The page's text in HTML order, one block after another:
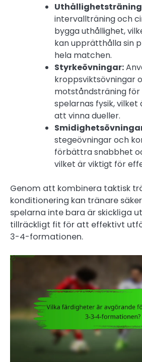
intervallträning och
bygga uthållighet,
kan upprätthålla sin
hela matchen.
Styrkeövningar:
kroppsviktsövningar
motståndsträning
spelarnas fysik,
att vinna dueller.
stegeövningar och
förbättra snabbhet
vilket är viktigt för
Genom att kombinera taktisk
konditionering kan tränare
spelarna inte bara är skickliga
tillräckligt fit för att effektivt
3-4-formationen.